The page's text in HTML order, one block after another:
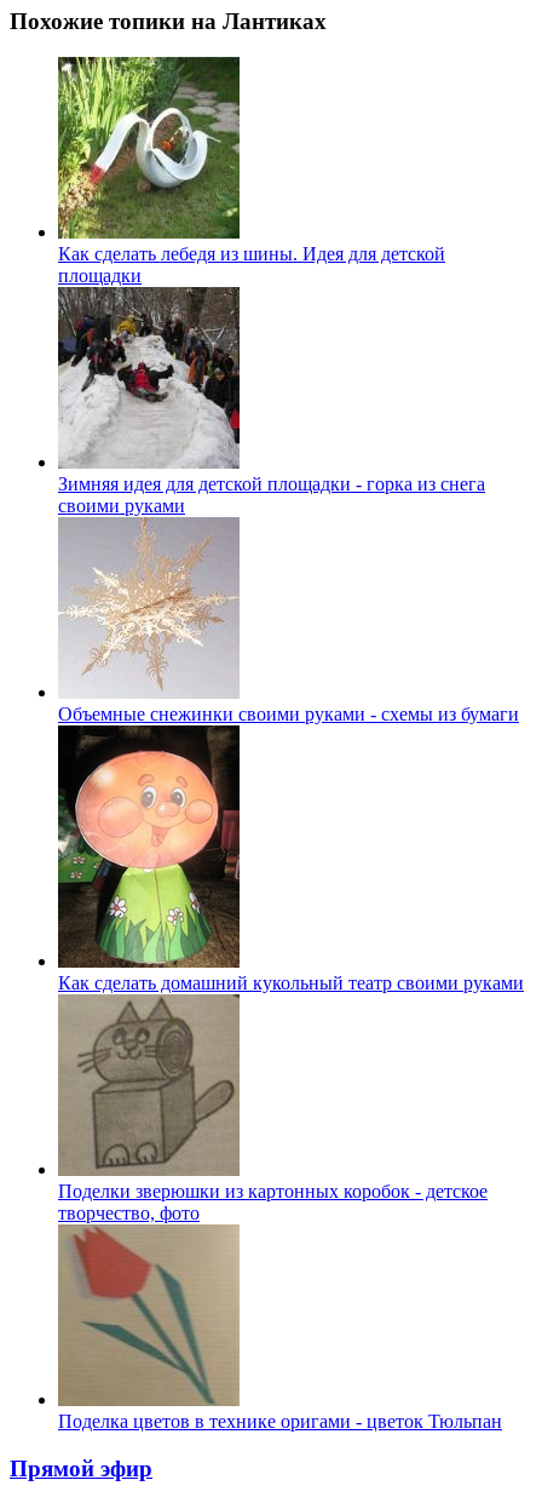
Похожие топики на Лантиках
Как сделать лебедя из шины. Идея для детской
площадки
Зимняя идея для детской площадки - горка из снега
своими руками
Объемные снежинки своими руками - схемы из бумаги
Как сделать домашний кукольный театр своими руками
Поделки зверюшки из картонных коробок - детское
творчество, фото
Поделка цветов в технике оригами - цветок Тюльпан
Прямой эфир